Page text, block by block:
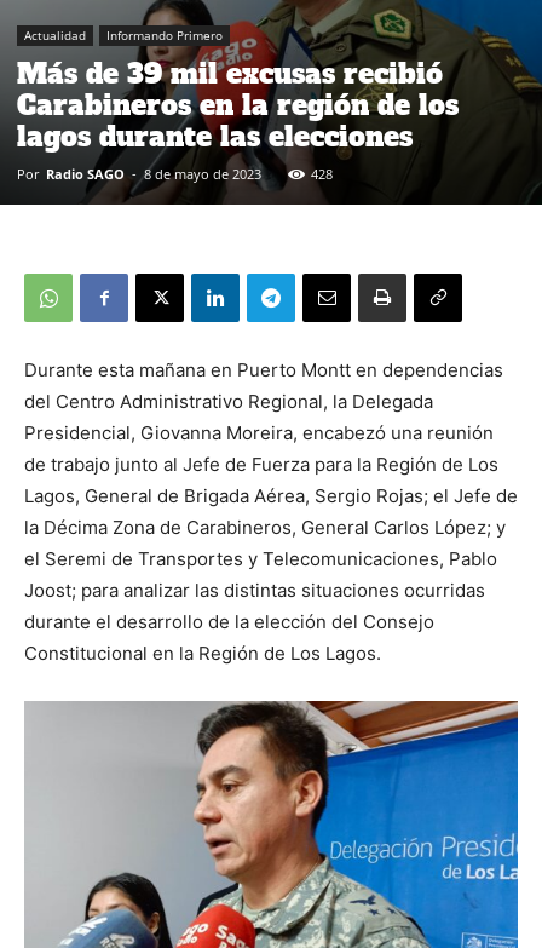
Actualidad Informando Primero
Más de 39 mil excusas recibió
Carabineros en la región de los
lagos durante las elecciones
Por Radio SAGO - 8 de mayo de 2023 428
Durante esta mañana en Puerto Montt en dependencias
del Centro Administrativo Regional, la Delegada
Presidencial, Giovanna Moreira, encabezó una reunión
de trabajo junto al Jefe de Fuerza para la Región de Los
Lagos, General de Brigada Aérea, Sergio Rojas; el Jefe de
la Décima Zona de Carabineros, General Carlos López; y
el Seremi de Transportes y Telecomunicaciones, Pablo
Joost; para analizar las distintas situaciones ocurridas
durante el desarrollo de la elección del Consejo
Constitucional en la Región de Los Lagos.